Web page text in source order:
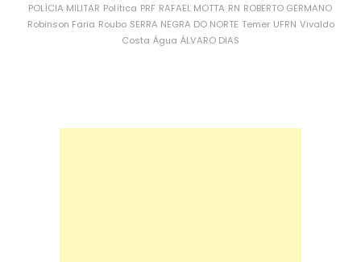
POLÍCIA MILITAR Política PRF RAFAEL MOTTA RN ROBERTO GERMANO
Robinson Faria Roubo SERRA NEGRA DO NORTE Temer UFRN Vivaldo
Costa Água ÁLVARO DIAS